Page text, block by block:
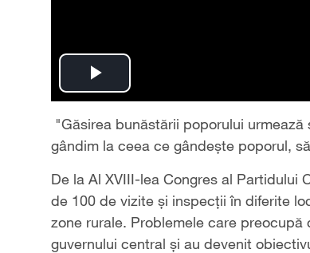
Play
Video
"Găsirea bunăstării poporului
gândim la ceea ce gândește poporul,
De la Al XVIII-lea Congres al Partidului
de 100 de vizite și inspecții în diferite
zone rurale. Problemele care
guvernului central și au devenit